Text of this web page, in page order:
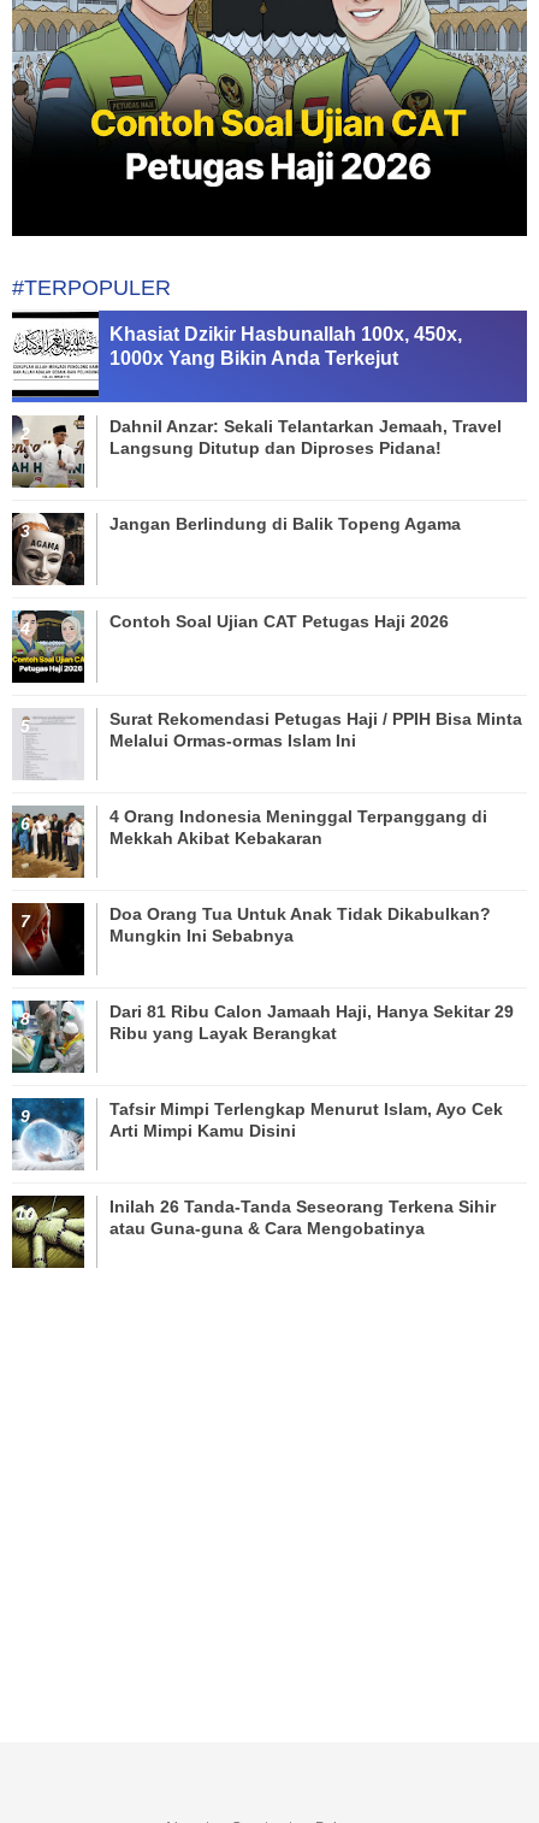
#TERPOPULER
Khasiat Dzikir Hasbunallah 100x, 450x,
1000x Yang Bikin Anda Terkejut
Dahnil Anzar: Sekali Telantarkan Jemaah, Travel
Langsung Ditutup dan Diproses Pidana!
Jangan Berlindung di Balik Topeng Agama
Contoh Soal Ujian CAT Petugas Haji 2026
Surat Rekomendasi Petugas Haji / PPIH Bisa Minta
Melalui Ormas-ormas Islam Ini
4 Orang Indonesia Meninggal Terpanggang di
Mekkah Akibat Kebakaran
Doa Orang Tua Untuk Anak Tidak Dikabulkan?
Mungkin Ini Sebabnya
Dari 81 Ribu Calon Jamaah Haji, Hanya Sekitar 29
Ribu yang Layak Berangkat
Tafsir Mimpi Terlengkap Menurut Islam, Ayo Cek
Arti Mimpi Kamu Disini
Inilah 26 Tanda-Tanda Seseorang Terkena Sihir
atau Guna-guna & Cara Mengobatinya